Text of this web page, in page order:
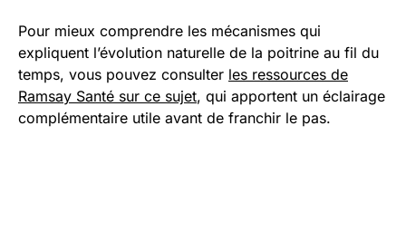
Pour mieux comprendre les mécanismes qui
expliquent l’évolution naturelle de la poitrine au fil du
temps, vous pouvez consulter les ressources de
Ramsay Santé sur ce sujet, qui apportent un éclairage
complémentaire utile avant de franchir le pas.